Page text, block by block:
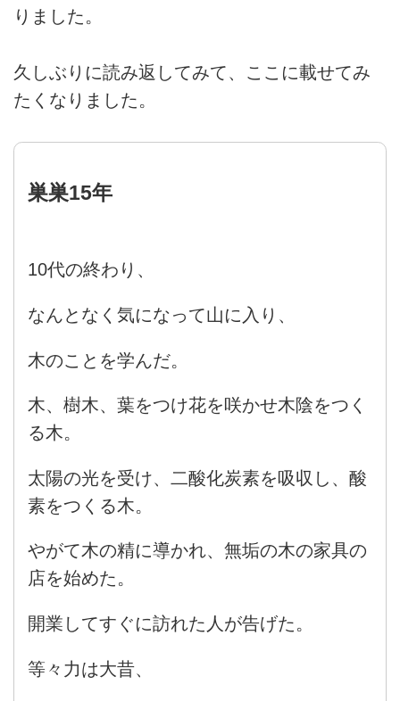
りました。
久しぶりに読み返してみて、ここに載せてみ
たくなりました。
巣巣15年
10代の終わり、
なんとなく気になって山に入り、
木のことを学んだ。
木、樹木、葉をつけ花を咲かせ木陰をつく
る木。
太陽の光を受け、二酸化炭素を吸収し、酸
素をつくる木。
やがて木の精に導かれ、無垢の木の家具の
店を始めた。
開業してすぐに訪れた人が告げた。
等々力は大昔、